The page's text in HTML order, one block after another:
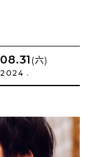
08.31(六)
2024 .